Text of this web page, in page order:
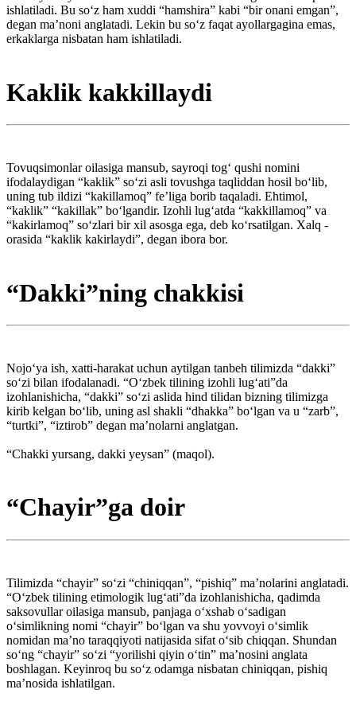
ishlatiladi. Bu so‘z ham xuddi “hamshira” kabi “bir onani emgan”,
degan ma’noni anglatadi. Lekin bu so‘z faqat ayollargagina emas,
erkaklarga nisbatan ham ishlatiladi.
Kaklik kakkillaydi
Tovuqsimonlar oilasiga mansub, sayroqi tog‘ qushi nomini
ifodalaydigan “kaklik” so‘zi asli tovushga taqliddan hosil bo‘lib,
uning tub ildizi “kakillamoq” fe’liga borib taqaladi. Ehtimol,
“kaklik” “kakillak” bo‘lgandir. Izohli lug‘atda “kakkillamoq” va
“kakirlamoq” so‘zlari bir xil asosga ega, deb ko‘rsatilgan. Xalq ­
orasida “kaklik kakirlaydi”, degan ibora bor.
“Dakki”ning chakkisi
Nojo‘ya ish, xatti-harakat uchun aytilgan tanbeh tilimizda “dakki”
so‘zi bilan ifodalanadi. “O‘zbek tilining izohli lug‘ati”da
izohlanishicha, “dakki” so‘zi aslida hind tilidan bizning tilimizga
kirib kelgan bo‘lib, uning asl shakli “dhakka” bo‘lgan va u “zarb”,
“turtki”, “iztirob” degan ma’nolarni anglatgan.
“Chakki yursang, dakki yeysan” (maqol).
“Chayir”ga doir
Tilimizda “chayir” so‘zi “chiniqqan”, “pishiq” ma’nolarini anglatadi.
“O‘zbek tilining etimologik lug‘ati”da izohlanishicha, qadimda
saksovullar oilasiga mansub, panjaga o‘xshab o‘sadigan
o‘simlikning nomi “chayir” bo‘lgan va shu yovvoyi o‘simlik
nomidan ma’no taraqqiyoti natijasida sifat o‘sib chiqqan. Shundan
so‘ng “chayir” so‘zi “yorilishi qiyin o‘tin” ma’nosini anglata
boshlagan. Keyinroq bu so‘z odamga nisbatan chiniqqan, pishiq
ma’nosida ishlatilgan.